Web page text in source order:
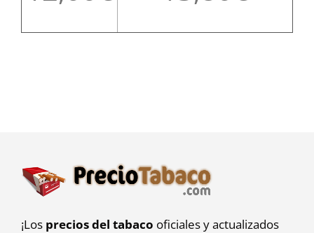
¡Los precios del tabaco oficiales y actualizados